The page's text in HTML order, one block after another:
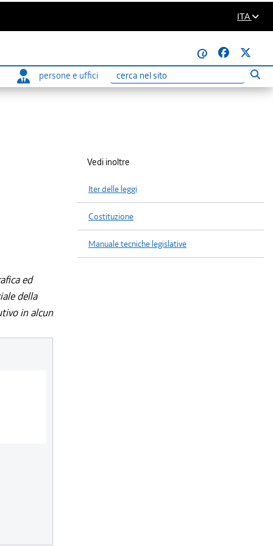
ITA
@
persone e uffici
Ricerca
ed
della
in alcun
Vedi inoltre
Iter delle leggi
Costituzione
Manuale tecniche legislative